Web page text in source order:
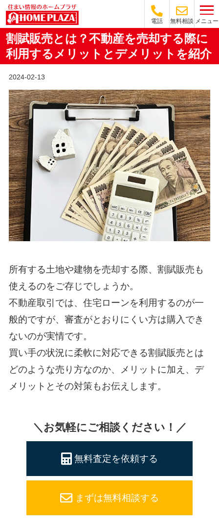
電話 無料相談 メニュー
割賦販売とは？不動産を売却する際に
利用するメリットとデメリットを紹介
2024-02-13
所有する土地や建物を売却する際、割賦販売も
使えるのをご存じでしょうか。
不動産取引では、住宅ローンを利用するのが一
般的ですが、審査がとおりにくい方は購入でき
ないのが実情です。
買い手の状況に柔軟に対応できる割賦販売とは
どのような売り方なのか、メリットに加え、デ
メリットとその対策もお伝えします。
＼お気軽にご相談ください！／
無料査定を依頼する
まずは無料相談する